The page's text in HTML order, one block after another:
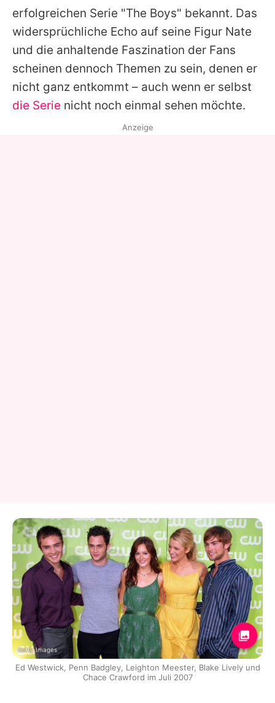
erfolgreichen Serie "The Boys" bekannt. Das
widersprüchliche Echo auf seine Figur Nate
und die anhaltende Faszination der Fans
scheinen dennoch Themen zu sein, denen er
nicht ganz entkommt – auch wenn er selbst
die Serie nicht noch einmal sehen möchte.
Anzeige
Getty Images
Ed Westwick, Penn Badgley, Leighton Meester, Blake Lively und
Chace Crawford im Juli 2007